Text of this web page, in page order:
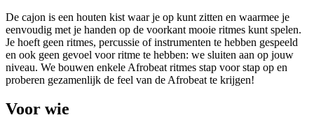
De cajon is een houten kist waar je op kunt zitten en waarmee je
eenvoudig met je handen op de voorkant mooie ritmes kunt spelen.
Je hoeft geen ritmes, percussie of instrumenten te hebben gespeeld
en ook geen gevoel voor ritme te hebben: we sluiten aan op jouw
niveau. We bouwen enkele Afrobeat ritmes stap voor stap op en
proberen gezamenlijk de feel van de Afrobeat te krijgen!
Voor wie